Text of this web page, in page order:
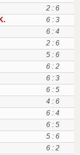
2 : 6
6 : 3
6 : 4
2 : 6
5 : 6
6 : 2
6 : 3
6 : 5
4 : 6
6 : 4
6 : 5
5 : 6
6 : 2